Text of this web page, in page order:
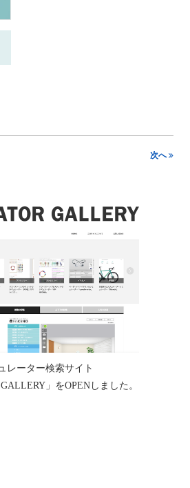
次へ
レーター検索サイト
」をOPENしました。